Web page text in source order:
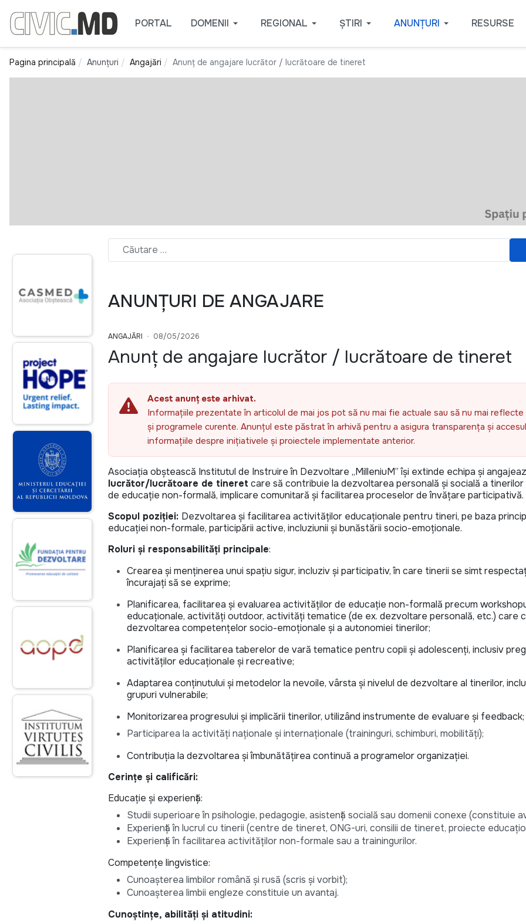
PORTAL DOMENII REGIONAL ȘTIRI ANUNȚURI RESURSE
Pagina principală Anunțuri Angajări Anunț de angajare lucrător / lucrătoare de tineret
ANUNȚURI DE ANGAJARE
ANGAJĂRI 08/05/2026
Anunț de angajare lucrător / lucrătoare de tineret
Acest anunț este arhivat.
Informațiile prezentate în articolul de mai jos pot să nu mai fie actuale sau să nu mai
și programele curente. Anunțul este păstrat în arhivă pentru a asigura transparența și
informațiile despre inițiativele și proiectele implementate anterior.
Asociația obștească Institutul de Instruire în Dezvoltare „MilleniuM” își extinde echipa și
lucrător/lucrătoare de tineret care să contribuie la dezvoltarea personală și socială a
de educație non-formală, implicare comunitară și facilitarea proceselor de învățare participativă.
Scopul poziției: Dezvoltarea și facilitarea activităților educaționale pentru tineri, pe baza
educației non-formale, participării active, incluziunii și bunăstării socio-emoționale.
Roluri și responsabilități principale:
Crearea și menținerea unui spațiu sigur, incluziv și participativ, în care tinerii se simt
încurajați să se exprime;
Planificarea, facilitarea și evaluarea activităților de educație non-formală precum
educaționale, activități outdoor, activități tematice (de ex. dezvoltare personală, etc.) care
dezvoltarea competențelor socio-emoționale și a autonomiei tinerilor;
Planificarea și facilitarea taberelor de vară tematice pentru copii și adolescenți, inclusiv
activităților educaționale și recreative;
Adaptarea conținutului și metodelor la nevoile, vârsta și nivelul de dezvoltare al tinerilor,
grupuri vulnerabile;
Monitorizarea progresului și implicării tinerilor, utilizând instrumente de evaluare și feedback;
Participarea la activități naționale și internaționale (traininguri, schimburi, mobilități);
Contribuția la dezvoltarea și îmbunătățirea continuă a programelor organizației.
Cerințe și calificări:
Educație și experiență:
Studii superioare în psihologie, pedagogie, asistență socială sau domenii conexe (constituie
Experiență în lucrul cu tinerii (centre de tineret, ONG-uri, consilii de tineret, proiecte
Experiență în facilitarea activităților non-formale sau a trainingurilor.
Competențe lingvistice:
Cunoașterea limbilor română și rusă (scris și vorbit);
Cunoașterea limbii engleze constituie un avantaj.
Cunoștințe, abilități și atitudini: